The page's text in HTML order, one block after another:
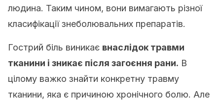
людина. Таким чином, вони вимагають різної
класифікації знеболювальних препаратів.
Гострий біль виникає внаслідок травми
тканини і зникає після загоєння рани. В
цілому важко знайти конкретну травму
тканини, яка є причиною хронічного болю. Але